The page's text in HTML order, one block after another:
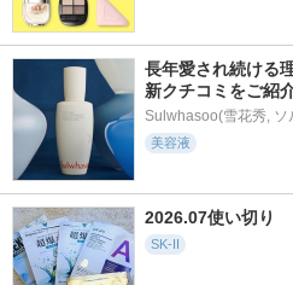
5.2
11707件
PDRN ヒアルロン酸
100 セラム
Anua
5.5
長年愛され続ける
新クチコミをご紹
Sulwhasoo(雪花秀, ソ
美容液
2026.07使い切り
SK-II